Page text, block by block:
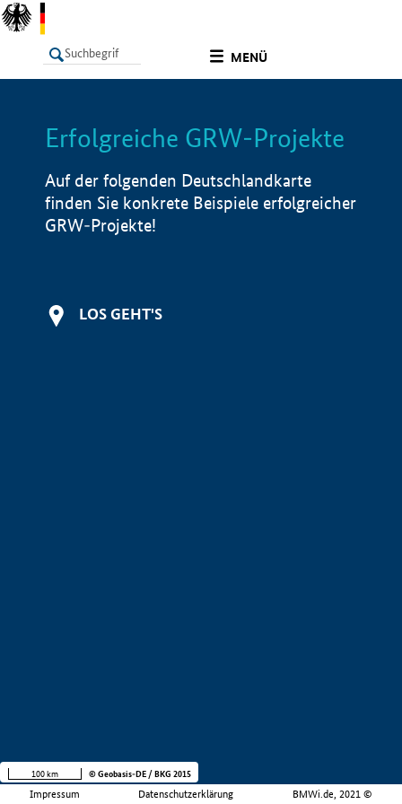
MENÜ
LISTE Info
Erfolgreiche GRW-Projekte
Auf der folgenden Deutschlandkarte
finden Sie konkrete Beispiele erfolgreicher
GRW-Projekte!
LOS GEHT'S
Impressum Datenschutzerklärung BMWi.de, 2021 ©
100 km © Geobasis-DE / BKG 2015